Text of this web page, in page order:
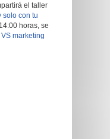
el taller
solo con tu
horas, se
marketing